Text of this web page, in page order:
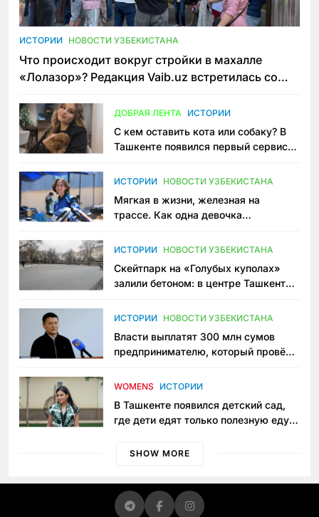
ИСТОРИИ НОВОСТИ УЗБЕКИСТАНА
Что происходит вокруг стройки в махалле
«Лолазор»? Редакция Vaib.uz встретилась со
ДОБРАЯ ЛЕНТА ИСТОРИИ
С кем оставить кота или собаку? В
Ташкенте появился первый сервис
ИСТОРИИ НОВОСТИ УЗБЕКИСТАНА
Мягкая в жизни, железная на
трассе. Как одна девочка
Узбекистане
ИСТОРИИ НОВОСТИ УЗБЕКИСТАНА
Скейтпарк на «Голубых куполах»
залили бетоном: в центре Ташкента
пространство
ИСТОРИИ НОВОСТИ УЗБЕКИСТАНА
Власти выплатят 300 млн сумов
предпринимателю, который провёл
приговору
WOMENS ИСТОРИИ
В Ташкенте появился детский сад,
где дети едят только полезную еду.
просить «кашу без сахара»
SHOW MORE